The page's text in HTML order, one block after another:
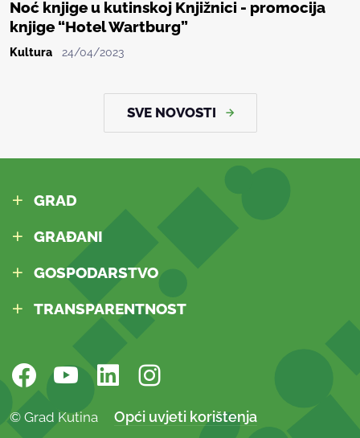
Noć knjige u kutinskoj Knjižnici - promocija
knjige “Hotel Wartburg”
Kultura 24/04/2023
SVE NOVOSTI
GRAD
GRAĐANI
GOSPODARSTVO
TRANSPARENTNOST
© Grad Kutina Opći uvjeti korištenja